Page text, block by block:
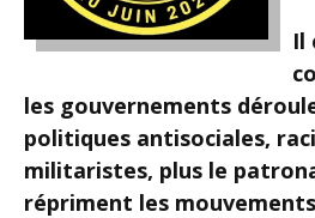
Il
les gouvernements
politiques antisociales,
militaristes, plus le
répriment les